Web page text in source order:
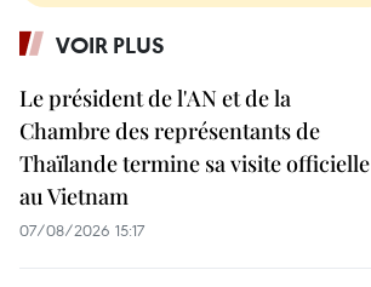
VOIR PLUS
Le président de l'AN et de la
Chambre des représentants de
Thaïlande termine sa visite officielle
au Vietnam
07/08/2026 15:17